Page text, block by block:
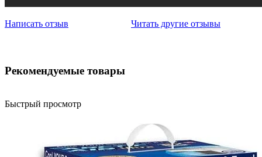
Написать отзыв Читать другие отзывы
Рекомендуемые товары
Быстрый просмотр